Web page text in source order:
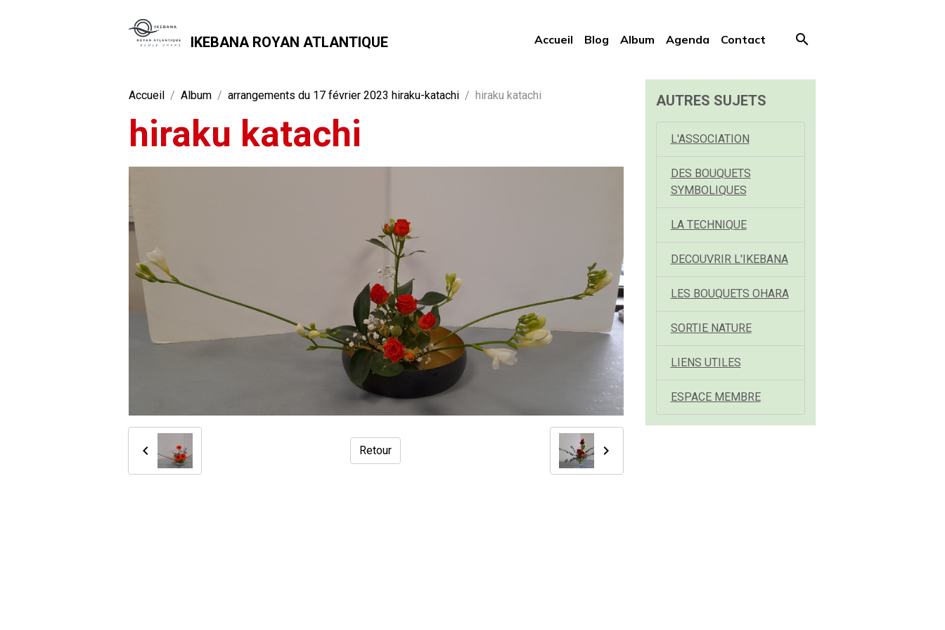
IKEBANA ROYAN ATLANTIQUE Accueil Blog Album Agenda Contact
Accueil Album arrangements du 17 février 2023 hiraku-katachi hiraku katachi
hiraku katachi
Retour
AUTRES SUJETS
L'ASSOCIATION
DES BOUQUETS
SYMBOLIQUES
LA TECHNIQUE
DECOUVRIR L'IKEBANA
LES BOUQUETS OHARA
SORTIE NATURE
LIENS UTILES
ESPACE MEMBRE